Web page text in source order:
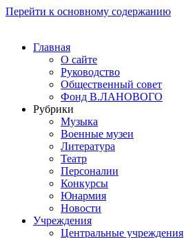
Перейти к основному содержанию
Главная
О сайте
Руководство
Общественный совет
Фонд В.ЛАНОВОГО
Рубрики
Музыка
Военные музеи
Литература
Театр
Персоналии
Конкурсы
Юнармия
Новости
Учреждения
Центральные учреждения